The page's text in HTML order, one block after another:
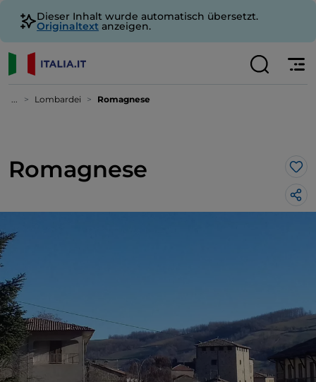
Dieser Inhalt wurde automatisch übersetzt.
Originaltext anzeigen.
... Lombardei Romagnese
Romagnese